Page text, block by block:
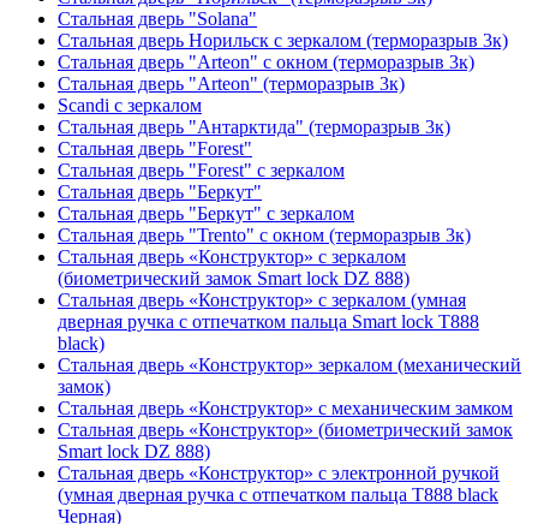
Стальная дверь "Solana"
Стальная дверь Норильск с зеркалом (терморазрыв 3к)
Стальная дверь "Arteon" с окном (терморазрыв 3к)
Стальная дверь "Arteon" (терморазрыв 3к)
Scandi с зеркалом
Стальная дверь "Антарктида" (терморазрыв 3к)
Стальная дверь "Forest"
Стальная дверь "Forest" с зеркалом
Стальная дверь "Беркут"
Стальная дверь "Беркут" с зеркалом
Стальная дверь "Trento" с окном (терморазрыв 3к)
Стальная дверь «Конструктор» с зеркалом
(биометрический замок Smart lock DZ 888)
Стальная дверь «Конструктор» с зеркалом (умная
дверная ручка с отпечатком пальца Smart lock T888
black)
Стальная дверь «Конструктор» зеркалом (механический
замок)
Стальная дверь «Конструктор» с механическим замком
Стальная дверь «Конструктор» (биометрический замок
Smart lock DZ 888)
Стальная дверь «Конструктор» с электронной ручкой
(умная дверная ручка с отпечатком пальца T888 black
Черная)